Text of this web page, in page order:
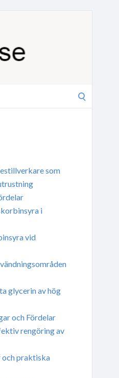
som
i
vid
glycerin av hög
och Fördelar
rengöring av
och praktiska